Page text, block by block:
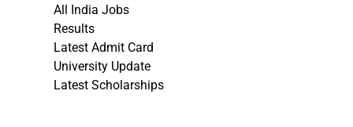
All India Jobs
Results
Latest Admit Card
University Update
Latest Scholarships